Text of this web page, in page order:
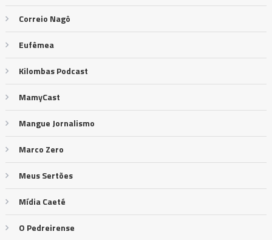
Correio Nagô
Eufêmea
Kilombas Podcast
MamyCast
Mangue Jornalismo
Marco Zero
Meus Sertões
Mídia Caeté
O Pedreirense